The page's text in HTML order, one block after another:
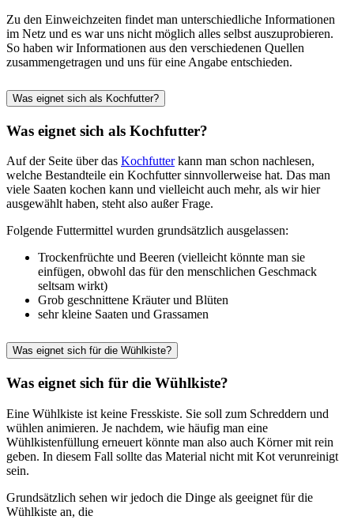
Zu den Einweichzeiten findet man unterschiedliche Informationen
im Netz und es war uns nicht möglich alles selbst auszuprobieren.
So haben wir Informationen aus den verschiedenen Quellen
zusammengetragen und uns für eine Angabe entschieden.
Was eignet sich als Kochfutter?
Was eignet sich als Kochfutter?
Auf der Seite über das Kochfutterkann man schon nachlesen,
welche Bestandteile ein Kochfutter sinnvollerweise hat. Das man
viele Saaten kochen kann und vielleicht auch mehr, als wir hier
ausgewählt haben, steht also außer Frage.
Folgende Futtermittel wurden grundsätzlich ausgelassen:
Trockenfrüchte und Beeren (vielleicht könnte man sie
einfügen, obwohl das für den menschlichen Geschmack
seltsam wirkt)
Grob geschnittene Kräuter und Blüten
sehr kleine Saaten und Grassamen
Was eignet sich für die Wühlkiste?
Was eignet sich für die Wühlkiste?
Eine Wühlkiste ist keine Fresskiste. Sie soll zum Schreddern und
wühlen animieren. Je nachdem, wie häufig man eine
Wühlkistenfüllung erneuert könnte man also auch Körner mit rein
geben. In diesem Fall sollte das Material nicht mit Kot verunreinigt
sein.
Grundsätzlich sehen wir jedoch die Dinge als geeignet für die
Wühlkiste an, die